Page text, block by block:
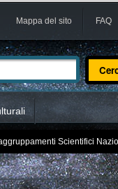
Mappa del sito FAQ
Scientifici